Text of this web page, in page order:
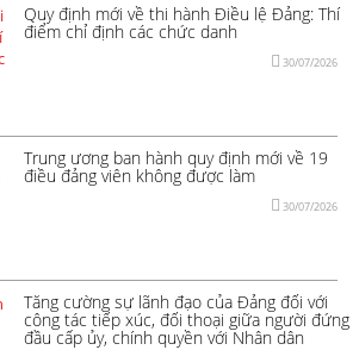
Quy định mới về thi hành Điều lệ Đảng: Thí
điểm chỉ định các chức danh
30/07/2026
Trung ương ban hành quy định mới về 19
điều đảng viên không được làm
30/07/2026
Tăng cường sự lãnh đạo của Đảng đối với
công tác tiếp xúc, đối thoại giữa người đứng
đầu cấp ủy, chính quyền với Nhân dân